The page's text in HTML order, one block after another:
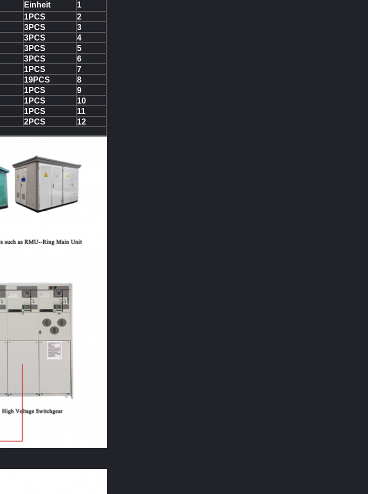
Einheit
1
1PCS
2
3PCS
3
3PCS
4
3PCS
5
3PCS
6
1PCS
7
19PCS
8
1PCS
9
1PCS
10
1PCS
11
2PCS 12